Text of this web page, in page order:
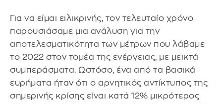
Για να είμαι ειλικρινής, τον τελευταίο χρόνο
παρουσιάσαμε μια ανάλυση για την
αποτελεσματικότητα των μέτρων που λάβαμε
το 2022 στον τομέα της ενέργειας, με μεικτά
συμπεράσματα. Ωστόσο, ένα από τα βασικά
ευρήματα ήταν ότι ο αρνητικός αντίκτυπος της
σημερινής κρίσης είναι κατά 12% μικρότερος